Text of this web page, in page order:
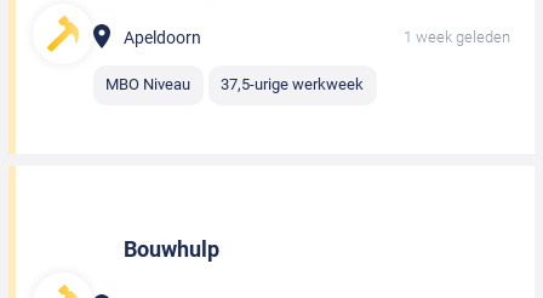
Apeldoorn 1 week geleden
MBO Niveau 37,5-urige werkweek
Bouwhulp